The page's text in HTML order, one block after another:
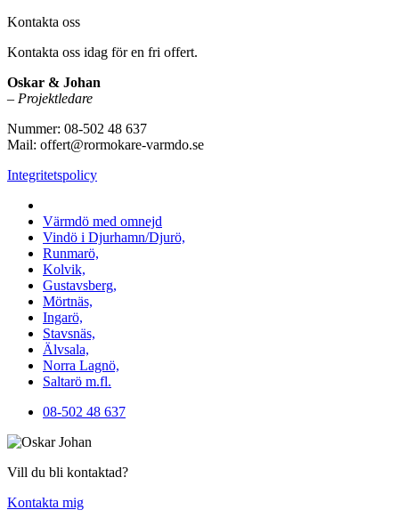
Kontakta oss
Kontakta oss idag för en fri offert.
Oskar & Johan
– Projektledare
Nummer: 08-502 48 637
Mail: offert@rormokare-varmdo.se
Integritetspolicy
Värmdö med omnejd
Vindö i Djurhamn/Djurö,
Runmarö,
Kolvik,
Gustavsberg,
Mörtnäs,
Ingarö,
Stavsnäs,
Älvsala,
Norra Lagnö,
Saltarö m.fl.
08-502 48 637
Vill du bli kontaktad?
Kontakta mig